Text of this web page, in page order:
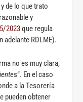
de lo que trato
y
2023que regula
RDLME).
no es muy clara,
s”. En el caso
a la Tesorería
pueden obtener